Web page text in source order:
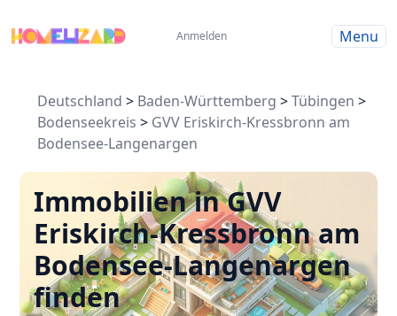
Anmelden Menu
Deutschland > Baden-Württemberg >Tübingen >
Bodenseekreis > GVV Eriskirch-Kressbronn am
Bodensee-Langenargen
Immobilien in GVV
Eriskirch-Kressbronn am
Bodensee-Langenargen
finden